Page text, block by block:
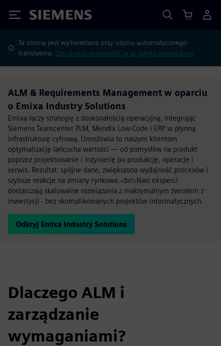
Siemens
Ta strona jest wyświetlana przy użyciu automatycznego
translatora. Czy chcesz wyświetlić ją w języku angielskim?
ALM & Requirements Management w oparciu
o Emixa Industry Solutions
Emixa łączy strategię z doskonałością operacyjną, integrując
Siemens Teamcenter PLM, Mendix Low-Code i ERP w płynną
infrastrukturę cyfrową. Umożliwia to naszym klientom
optymalizację łańcucha wartości — od pomysłów na produkt
poprzez projektowanie i inżynierię po produkcję, operacje i
serwis. Rezultat: spójne dane, zwiększona wydajność procesów i
szybsze reakcje na zmiany rynkowe.<br/>Nasi eksperci
dostarczają skalowalne rozwiązania z maksymalnym zwrotem z
inwestycji - bez skomplikowanych projektów informatycznych.
Odkryj Emixa Industry Solutions
Dlaczego ALM i
zarządzanie
wymaganiami?